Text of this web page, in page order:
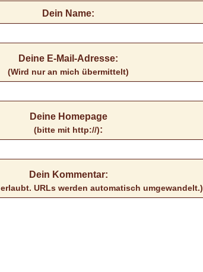
Dein Name:
Deine E-Mail-Adresse:
(Wird nur an mich übermittelt)
Deine Homepage
(bitte mit http://):
Dein Kommentar:
erlaubt. URLs werden automatisch umgewandelt.)